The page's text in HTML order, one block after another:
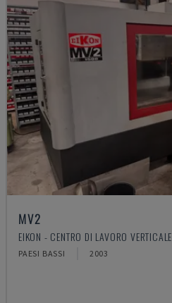
MV2
EIKON - CENTRO DI LAVORO VERTICALE
PAESI BASSI 2003